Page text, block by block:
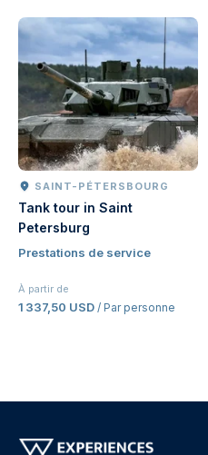
SAINT-PÉTERSBOURG
Tank tour in Saint
Petersburg
Prestations de service
À partir de
1 337,50 USD / Par personne